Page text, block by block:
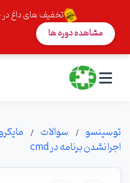
تخفیف های داغ در
مشاهده دوره ها
توسینسو سوالات
اجرا نشدن برنامه در cmd